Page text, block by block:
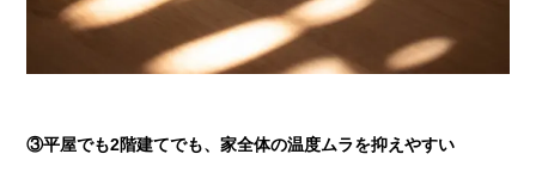
③平屋でも2階建てでも、家全体の温度ムラを抑えやすい